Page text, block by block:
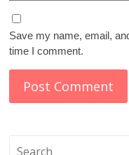
Save my name, email,
time I comment.